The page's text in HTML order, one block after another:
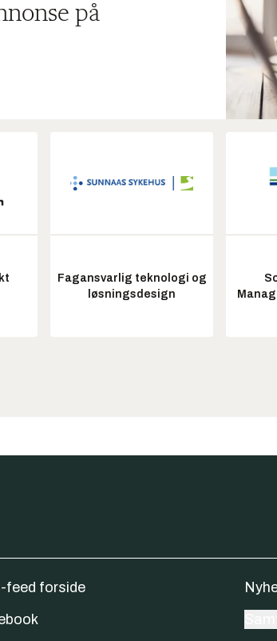
på
Fagansvarlig teknologi og
løsningsdesign
feed forside